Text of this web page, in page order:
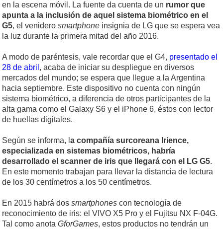
en la escena móvil. La fuente da cuenta de un rumor que
apunta a la inclusión de aquel sistema biométrico en el
G5, el venidero smartphone insignia de LG que se espera vea
la luz durante la primera mitad del año 2016.
A modo de paréntesis, vale recordar que el G4, presentado el
28 de abril , acaba de iniciar su despliegue en diversos
mercados del mundo; se espera que llegue a la Argentina
hacia septiembre. Este dispositivo no cuenta con ningún
sistema biométrico, a diferencia de otros participantes de la
alta gama como el Galaxy S6 y el iPhone 6, éstos con lector
de huellas digitales.
Según se informa, l a compañía surcoreana Irience,
especializada en sistemas biométricos, habría
desarrollado el scanner de iris que llegará con el LG G5.
En este momento trabajan para llevar la distancia de lectura
de los 30 centímetros a los 50 centímetros.
En 2015 habrá dos smartphones con tecnología de
reconocimiento de iris: el VIVO X5 Pro y el Fujitsu NX F-04G.
Tal como anota GforGames, estos productos no tendrán un